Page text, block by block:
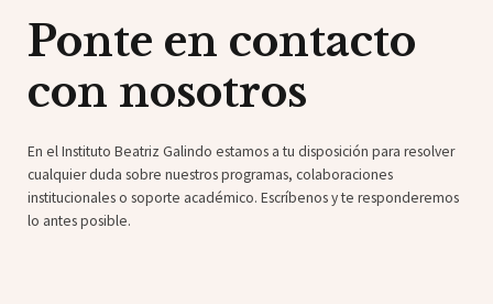
Ponte en contacto
con nosotros
En el Instituto Beatriz Galindo estamos a tu disposición para resolver
cualquier duda sobre nuestros programas, colaboraciones
institucionales o soporte académico. Escríbenos y te responderemos
lo antes posible.